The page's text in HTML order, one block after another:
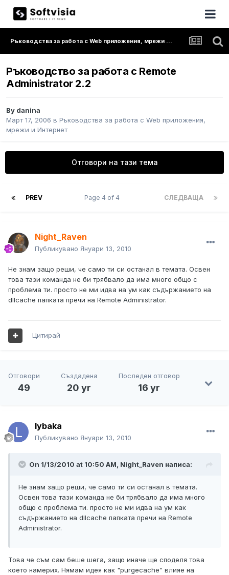
Ръководства за работа с Web приложения, мрежи и Интернет
Ръководство за работа с Remote
Administrator 2.2
By danina
Март 17, 2006 в Ръководства за работа с Web приложения,
мрежи и Интернет
Отговори на тази тема
PREV СЛЕДВАЩА
Page 4 of 4
Night_Raven
Публикувано Януари 13, 2010
Не знам защо реши, че само ти си останал в темата. Освен
това тази команда не би трябвало да има много общо с
проблема ти. просто не ми идва на ум как съдържанието на
dllcache папката пречи на Remote Administrator.
Цитирай
Отговори
49
Създадена
20 yr
Последен отговор
16 yr
lybaka
Публикувано Януари 13, 2010
On 1/13/2010 at 10:50 AM, Night_Raven написа:
Не знам защо реши, че само ти си останал в темата.
Освен това тази команда не би трябвало да има много
общо с проблема ти. просто не ми идва на ум как
съдържанието на dllcache папката пречи на Remote
Administrator.
Това че съм сам беше шега, защо иначе ще споделя това
което намерих. Нямам идея как "purgecache" влияе на